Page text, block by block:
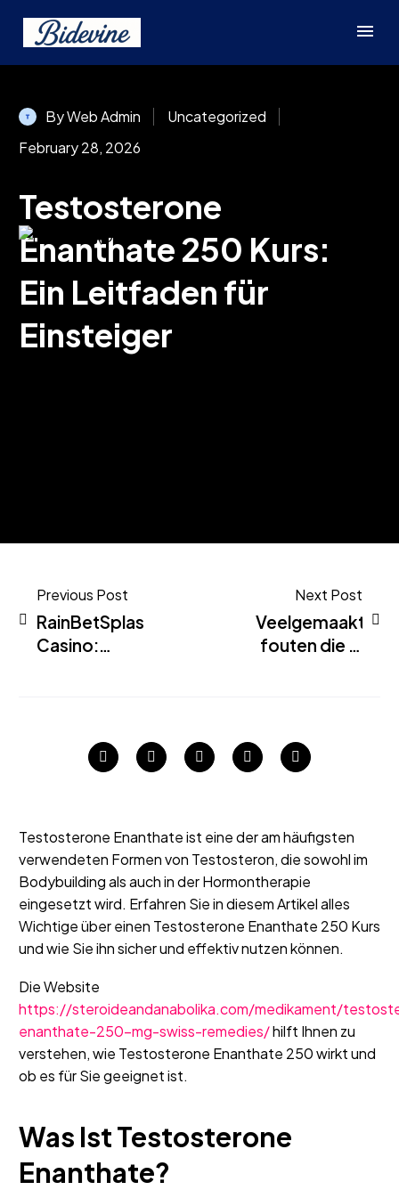
By Web Admin
Uncategorized
February 28, 2026
Testosterone
Enanthate 250 Kurs:
Ein Leitfaden für
Einsteiger
Previous Post
RainBetSplash
Casino:
iGaming
Next Post
Veelgemaakte
fouten die je
Testosterone Enanthate ist eine der am häufigsten
verwendeten Formen von Testosteron, die sowohl im
Bodybuilding als auch in der Hormontherapie
eingesetzt wird. Erfahren Sie in diesem Artikel alles
Wichtige über einen Testosterone Enanthate 250 Kurs
und wie Sie ihn sicher und effektiv nutzen können.
Die Website
https://steroideandanabolika.com/medikament/
enanthate-250-mg-swiss-remedies/hilft Ihnen zu
verstehen, wie Testosterone Enanthate 250 wirkt und
ob es für Sie geeignet ist.
Was Ist Testosterone
Enanthate?